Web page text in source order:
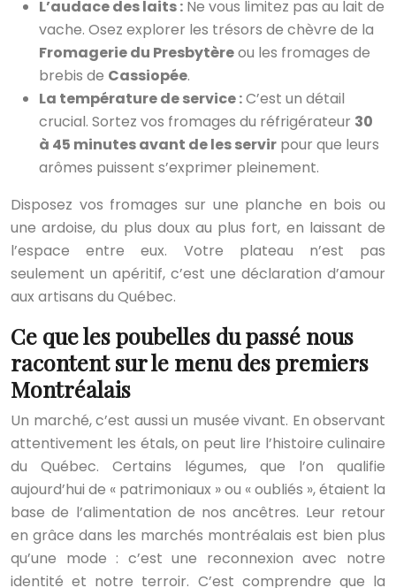
L’audace des laits : Ne vous limitez pas au lait de
vache. Osez explorer les trésors de chèvre de la
Fromagerie du Presbytèreou les fromages de
brebis de Cassiopée.
La température de service :C’est un détail
crucial. Sortez vos fromages du réfrigérateur 30
à 45 minutes avant de les servir pour que leurs
arômes puissent s’exprimer pleinement.
Disposez vos fromages sur une planche en bois ou
une ardoise, du plus doux au plus fort, en laissant de
l’espace entre eux. Votre plateau n’est pas
seulement un apéritif, c’est une déclaration d’amour
aux artisans du Québec.
Ce que les poubelles du passé nous
racontent sur le menu des premiers
Montréalais
Un marché, c’est aussi un musée vivant. En observant
attentivement les étals, on peut lire l’histoire culinaire
du Québec. Certains légumes, que l’on qualifie
aujourd’hui de « patrimoniaux » ou « oubliés », étaient la
base de l’alimentation de nos ancêtres. Leur retour
en grâce dans les marchés montréalais est bien plus
qu’une mode : c’est une reconnexion avec notre
identité et notre terroir. C’est comprendre que la